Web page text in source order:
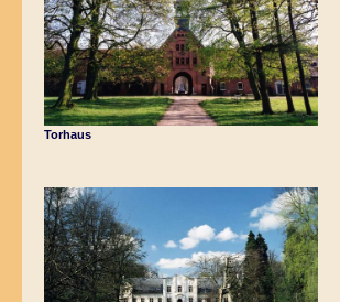
Torhaus